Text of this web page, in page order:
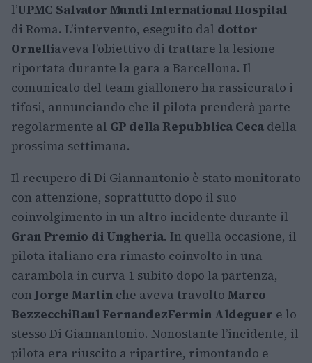
l’UPMC Salvator Mundi International Hospital
di Roma. L’intervento, eseguito dal dottor
Ornelliaveva l’obiettivo di trattare la lesione
riportata durante la gara a Barcellona. Il
comunicato del team giallonero ha rassicurato i
tifosi, annunciando che il pilota prenderà parte
regolarmente al GP della Repubblica Ceca della
prossima settimana.
Il recupero di Di Giannantonio è stato monitorato
con attenzione, soprattutto dopo il suo
coinvolgimento in un altro incidente durante il
Gran Premio di Ungheria. In quella occasione, il
pilota italiano era rimasto coinvolto in una
carambola in curva 1 subito dopo la partenza,
conJorge Martin che aveva travolto Marco
BezzecchiRaul FernandezFermin Aldeguer e lo
stesso Di Giannantonio. Nonostante l’incidente, il
pilota era riuscito a ripartire, rimontando e